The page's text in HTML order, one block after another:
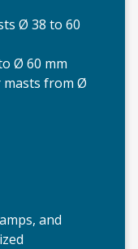
Ø 38 to 60
Ø 60 mm
masts from Ø
and